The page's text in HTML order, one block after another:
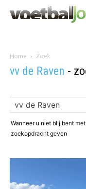
Home Zoek
vv de Raven -
Wanneer u niet blij bent
zoekopdracht geven